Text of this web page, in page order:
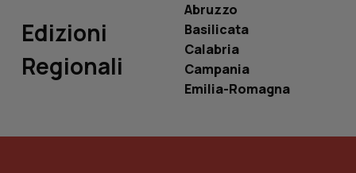
Edizioni
Regionali
Abruzzo
Basilicata
Calabria
Campania
Emilia-Romagna